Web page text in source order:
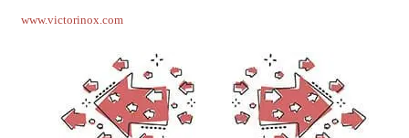
www.victorinox.com